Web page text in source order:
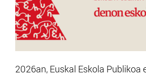
2026an, Euskal Eskola Publikoa